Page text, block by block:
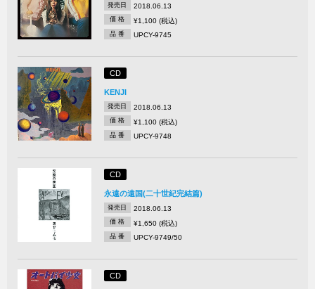
発売日 2018.06.13
価 格 ¥1,100 (税込)
品 番 UPCY-9745
CD
KENJI
発売日 2018.06.13
価 格 ¥1,100 (税込)
品 番 UPCY-9748
CD
永遠の遠国(二十世紀完結篇)
発売日 2018.06.13
価 格 ¥1,650 (税込)
品 番 UPCY-9749/50
CD